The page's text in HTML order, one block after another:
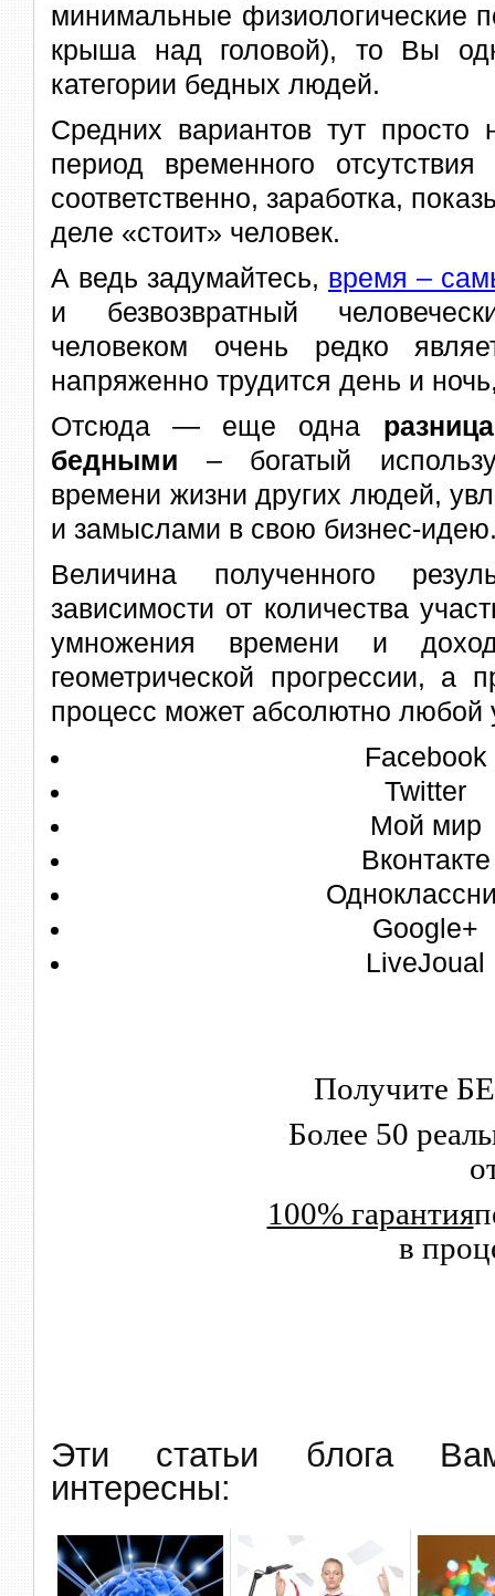
минимальные физиологические
крыша над головой), то Вы
категории бедных людей.
Средних вариантов тут просто
период временного
соответственно, заработка,
деле «стоит» человек.
А ведь задумайтесь, время –
и безвозвратный
человеком очень редко
напряженно трудится день и
Отсюда — еще одна
бедными – богатый
времени жизни других людей,
и замыслами в свою бизнес-
Величина полученного
зависимости от количества
умножения времени и
геометрической прогрессии, а
процесс может абсолютно любой
Facebook
Twitter
Мой мир
Вконтакте
Google+
LiveJoual
Получите
Более 50
100% гарантия
в
Эти статьи блога
интересны: